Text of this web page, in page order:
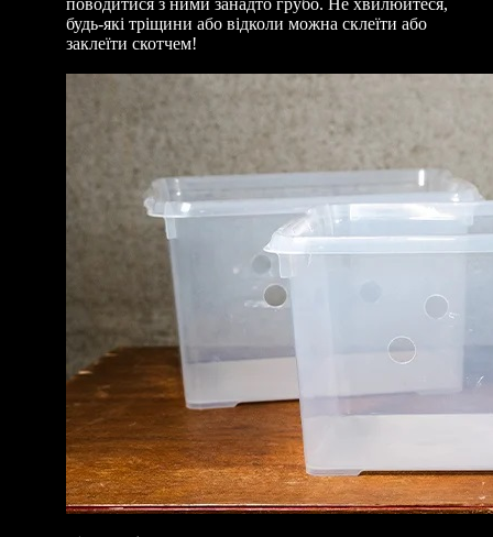
будь-які тріщини або відколи можна склеїти або
заклеїти скотчем!